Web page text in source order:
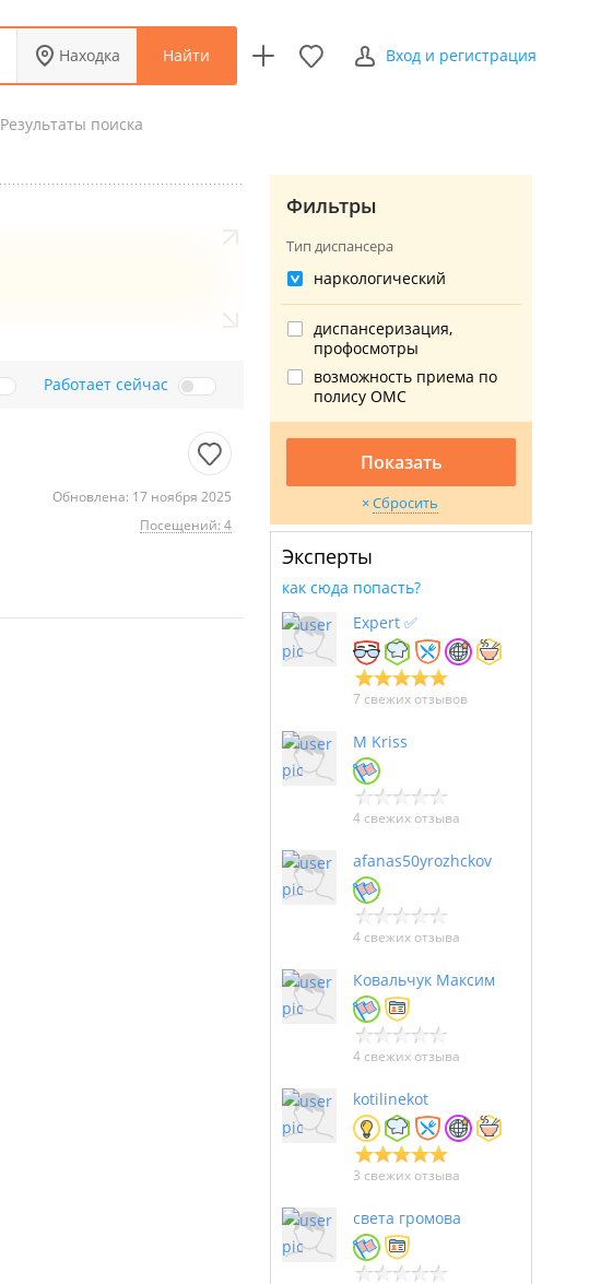
Находка Найти Вход и регистрация
Результаты поиска
Работает сейчас
Обновлена: 17 ноября 2025
Посещений: 4
Фильтры
Тип диспансера
наркологический
диспансеризация,
профосмотры
возможность приема по
полису ОМС
Показать
Сбросить
Эксперты
как сюда попасть?
Expert ✅
7 свежих отзывов
M Kriss
4 свежих отзыва
afanas50yrozhckov
4 свежих отзыва
Ковальчук Максим
4 свежих отзыва
kotilinekot
3 свежих отзыва
света громова